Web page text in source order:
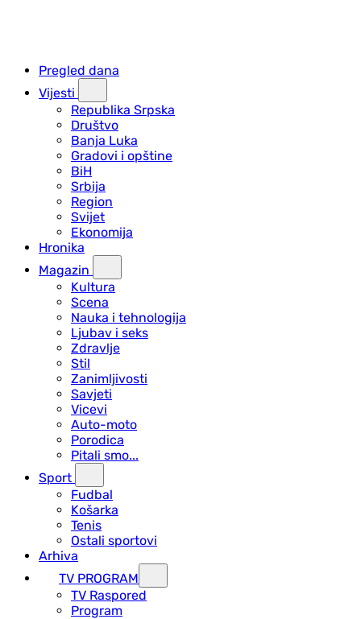
Pregled dana
Vijesti
Republika Srpska
Društvo
Banja Luka
Gradovi i opštine
BiH
Srbija
Region
Svijet
Ekonomija
Hronika
Magazin
Kultura
Scena
Nauka i tehnologija
Ljubav i seks
Zdravlje
Stil
Zanimljivosti
Savjeti
Vicevi
Auto-moto
Porodica
Pitali smo...
Sport
Fudbal
Košarka
Tenis
Ostali sportovi
Arhiva
TV PROGRAM
ТV Raspored
Program